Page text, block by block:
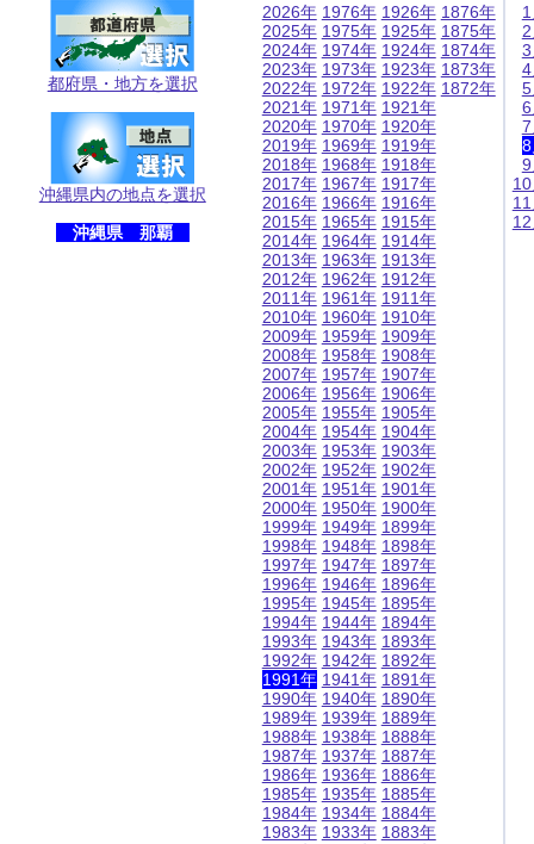
都府県・地方を選択
沖縄県内の地点を選択
沖縄県 那覇
2026年
2025年
2024年
2023年
2022年
2021年
2020年
2019年
2018年
2017年
2016年
2015年
2014年
2013年
2012年
2011年
2010年
2009年
2008年
2007年
2006年
2005年
2004年
2003年
2002年
2001年
2000年
1999年
1998年
1997年
1996年
1995年
1994年
1993年
1992年
1991年
1990年
1989年
1988年
1987年
1986年
1985年
1984年
1983年
1976年
1975年
1974年
1973年
1972年
1971年
1970年
1969年
1968年
1967年
1966年
1965年
1964年
1963年
1962年
1961年
1960年
1959年
1958年
1957年
1956年
1955年
1954年
1953年
1952年
1951年
1950年
1949年
1948年
1947年
1946年
1945年
1944年
1943年
1942年
1941年
1940年
1939年
1938年
1937年
1936年
1935年
1934年
1933年
1926年
1925年
1924年
1923年
1922年
1921年
1920年
1919年
1918年
1917年
1916年
1915年
1914年
1913年
1912年
1911年
1910年
1909年
1908年
1907年
1906年
1905年
1904年
1903年
1902年
1901年
1900年
1899年
1898年
1897年
1896年
1895年
1894年
1893年
1892年
1891年
1890年
1889年
1888年
1887年
1886年
1885年
1884年
1883年
1876年
1875年
1874年
1873年
1872年